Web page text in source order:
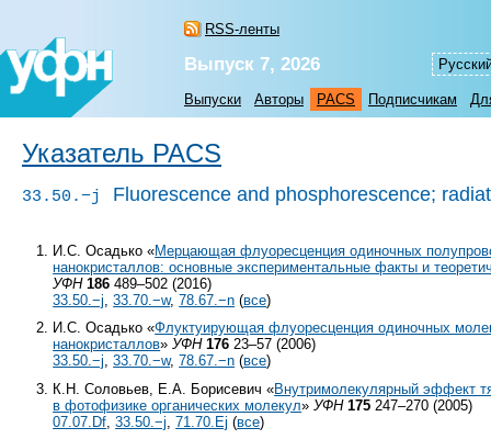
RSS-ленты
Выпуск 7, 2026
Выпуски Авторы PACS Подписчикам
Указатель PACS
33.50.−j Fluorescence and phosphorescence;
И.С. Осадько «Мерцающая флуоресценция одиночных
нанокристаллов: основные экспериментальные факты и
УФН 186 489–502 (2016)
33.50.−j,33.70.−w,78.67.−n (все)
И.С. Осадько «Флуктуирующая флуоресценция одиночных
нанокристаллов»УФН 176 23–57 (2006)
33.50.−j,33.70.−w,78.67.−n (все)
К.Н. Соловьев, Е.А. Борисевич «Внутримолекулярный эффект
в фотофизике органических молекул»УФН 175 247–270 (2005)
07.07.Df ,33.50.−j ,71.70.Ej (все)